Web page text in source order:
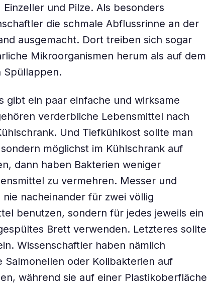
und Pilze. Als besonders
die schmale Abflussrinne an der
ausgemacht. Dort treiben sich sogar
Mikroorganismen herum als auf dem
Spüllappen.
gibt ein paar einfache und wirksame
verderbliche Lebensmittel nach
Und Tiefkühlkost sollte man
möglichst im Kühlschrank auf
dann haben Bakterien weniger
zu vermehren. Messer und
nacheinander für zwei völlig
benutzen, sondern für jedes jeweils ein
Brett verwenden. Letzteres sollte
Wissenschaftler haben nämlich
Salmonellen oder Kolibakterien auf
während sie auf einer Plastikoberfläche